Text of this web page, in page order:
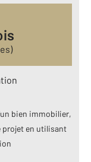
bien immobilier,
projet en utilisant